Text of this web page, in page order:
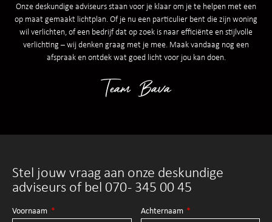
Stel jouw vraag aan onze deskundige
adviseurs of bel 070 - 345 00 45
Voornaam Achternaam
Onze deskundige adviseurs staan voor je klaar om je te helpen met een
op maat gemaakt lichtplan. Of je nu een particulier bent die zijn woning
wil verlichten, of een bedrijf dat op zoek is naar efficiënte en stijlvolle
verlichting – wij denken graag met je mee. Maak vandaag nog een
afspraak en ontdek wat goed licht voor jou kan doen.
Team Bava